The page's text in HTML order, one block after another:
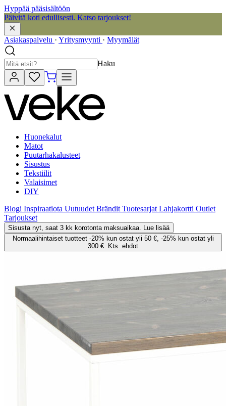
Hyppää pääsisältöön
Päivitä koti edullisesti. Katso tarjoukset!
Asiakaspalvelu · Yritysmyynti · Myymälät
Haku
Huonekalut
Matot
Puutarhakalusteet
Sisustus
Tekstiilit
Valaisimet
DIY
Blogi Inspiraatiota Uutuudet Brändit Tuotesarjat Lahjakortti Outlet
Tarjoukset
Sisusta nyt, saat 3 kk korotonta maksuaikaa. Lue lisää
Normaalihintaiset tuotteet -20% kun ostat yli 50 €, -25% kun ostat yli
300 €. Kts. ehdot